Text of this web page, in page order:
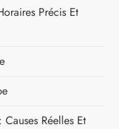
Précis Et
Réelles Et